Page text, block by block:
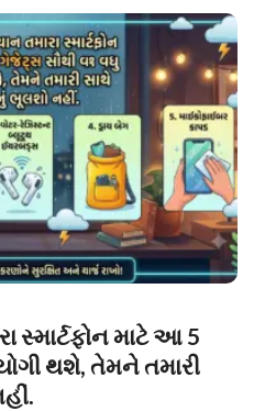
સ્માર્ટફોન માટે આ 5
થશે, તેમને તમારી